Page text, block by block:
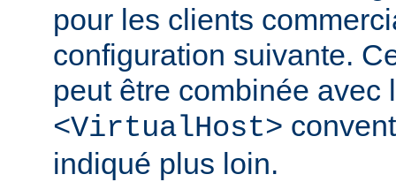
pour les clients
configuration suivante.
peut être combinée avec
<VirtualHost>
indiqué plus loin.